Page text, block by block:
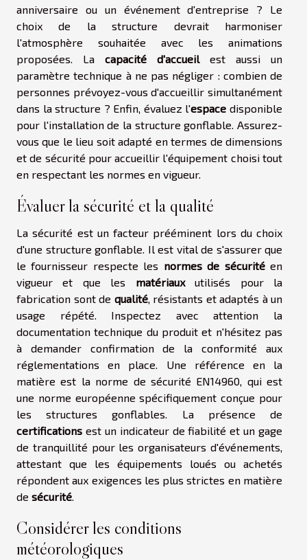
anniversaire ou un événement d'entreprise ? Le
choix de la structure devrait harmoniser
l'atmosphère souhaitée avec les animations
proposées. La capacité d'accueilest aussi un
paramètre technique à ne pas négliger : combien de
personnes prévoyez-vous d'accueillir simultanément
dans la structure ? Enfin, évaluez l'espace disponible
pour l'installation de la structure gonflable. Assurez-
vous que le lieu soit adapté en termes de dimensions
et de sécurité pour accueillir l'équipement choisi tout
en respectant les normes en vigueur.
Évaluer la sécurité et la qualité
La sécurité est un facteur prééminent lors du choix
d'une structure gonflable. Il est vital de s'assurer que
le fournisseur respecte les normes de sécuritéen
vigueur et que les matériauxutilisés pour la
fabrication sont de qualité, résistants et adaptés à un
usage répété. Inspectez avec attention la
documentation technique du produit et n'hésitez pas
à demander confirmation de la conformité aux
réglementations en place. Une référence en la
matière est la norme de sécurité EN14960, qui est
une norme européenne spécifiquement conçue pour
les structures gonflables. La présence de
certifications est un indicateur de fiabilité et un gage
de tranquillité pour les organisateurs d'événements,
attestant que les équipements loués ou achetés
répondent aux exigences les plus strictes en matière
de sécurité
Considérer les conditions
météorologiques